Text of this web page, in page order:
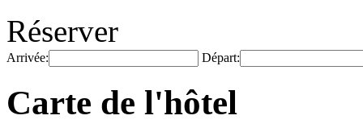
Réserver
Arrivée: Départ:
Carte de l'hôtel